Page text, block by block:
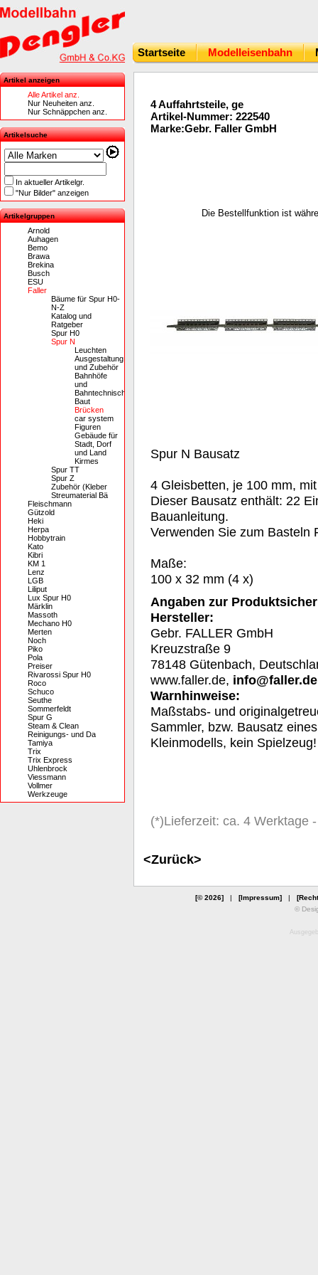
Startseite Modelleisenbahn
Artikel anzeigen
Alle Artikel anz.
Nur Neuheiten anz.
Nur Schnäppchen anz.
Artikelsuche
In aktueller Artikelgr.
"Nur Bilder" anzeigen
Artikelgruppen
Arnold
Auhagen
Bemo
Brawa
Brekina
Busch
ESU
Faller
Bäume für Spur H0-
N-Z
Katalog und
Ratgeber
Spur H0
Spur N
Leuchten
Ausgestaltung
und Zubehör
Bahnhöfe
und
Bahntechnische
Baut
Brücken
car system
Figuren
Gebäude für
Stadt, Dorf
und Land
Kirmes
Spur TT
Spur Z
Zubehör (Kleber
Streumaterial Bä
Fleischmann
Gützold
Heki
Herpa
Hobbytrain
Kato
Kibri
KM 1
Lenz
LGB
Liliput
Lux Spur H0
Märklin
Massoth
Mechano H0
Merten
Noch
Piko
Pola
Preiser
Rivarossi Spur H0
Roco
Schuco
Seuthe
Sommerfeldt
Spur G
Steam & Clean
Reinigungs- und Da
Tamiya
Trix
Trix Express
Uhlenbrock
Viessmann
Vollmer
Werkzeuge
4 Auffahrtsteile, ge
Artikel-Nummer: 222540
Marke:Gebr. Faller GmbH
Die Bestellfunktion ist
Spur N Bausatz
4 Gleisbetten, je 100 mm,
Dieser Bausatz enthält: 22
Bauanleitung.
Verwenden Sie zum Basteln
Maße:
100 x 32 mm (4 x)
Angaben zur
Hersteller:
Gebr. FALLER GmbH
Kreuzstraße 9
78148 Gütenbach,
www.faller.de, info@faller.de
Warnhinweise:
Maßstabs- und
Sammler, bzw. Bausatz
Kleinmodells, kein Spielzeug!
(*)Lieferzeit: ca. 4 Werktage
<Zurück>
[© 2026]| [Impressum]|
©